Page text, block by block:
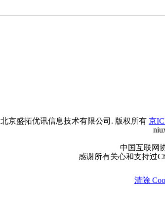
北京盛拓优讯信息技术有限公司. 版权所有 京
中国互联网
感谢所有关心和支持过
清除